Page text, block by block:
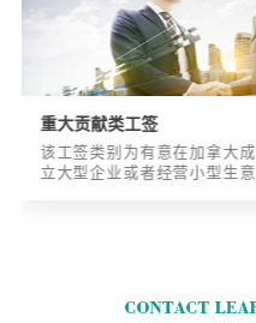
重大贡献类工签
该工签类别为有意在加拿大成
立大型企业或者经营小型生意